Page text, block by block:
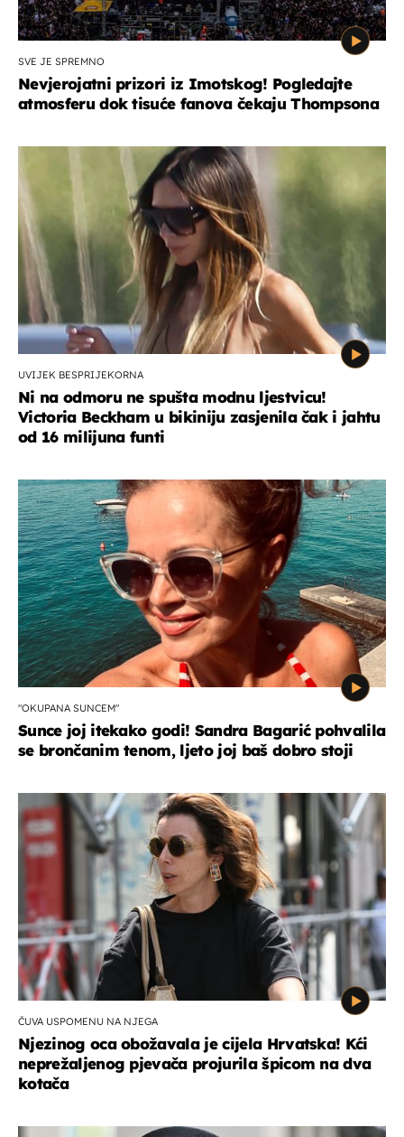
SVE JE SPREMNO
Nevjerojatni prizori iz Imotskog! Pogledajte
atmosferu dok tisuće fanova čekaju Thompsona
UVIJEK BESPRIJEKORNA
Ni na odmoru ne spušta modnu ljestvicu!
Victoria Beckham u bikiniju zasjenila čak i jahtu
od 16 milijuna funti
"OKUPANA SUNCEM"
Sunce joj itekako godi! Sandra Bagarić pohvalila
se brončanim tenom, ljeto joj baš dobro stoji
ČUVA USPOMENU NA NJEGA
Njezinog oca obožavala je cijela Hrvatska! Kći
neprežaljenog pjevača projurila špicom na dva
kotača